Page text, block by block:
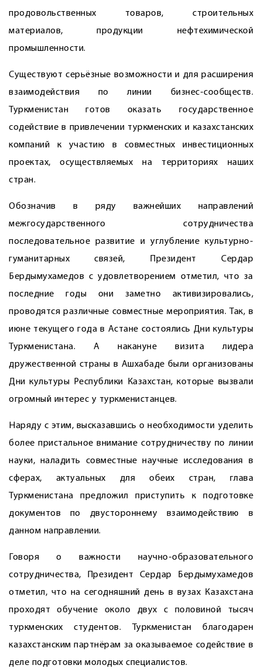
продовольственных товаров, строительных
материалов, продукции нефтехимической
промышленности.
Существуют серьёзные возможности и для расширения
взаимодействия по линии бизнес-сообществ.
Туркменистан готов оказать государственное
содействие в привлечении туркменских и казахстанских
компаний к участию в совместных инвестиционных
проектах, осуществляемых на территориях наших
стран.
Обозначив в ряду важнейших направлений
межгосударственного сотрудничества
последовательное развитие и углубление культурно-
гуманитарных связей, Президент Сердар
Бердымухамедов с удовлетворением отметил, что за
последние годы они заметно активизировались,
проводятся различные совместные мероприятия. Так, в
июне текущего года в Астане состоялись Дни культуры
Туркменистана. А накануне визита лидера
дружественной страны в Ашхабаде были организованы
Дни культуры Республики Казахстан, которые вызвали
огромный интерес у туркменистанцев.
Наряду с этим, высказавшись о необходимости уделить
более пристальное внимание сотрудничеству по линии
науки, наладить совместные научные исследования в
сферах, актуальных для обеих стран, глава
Туркменистана предложил приступить к подготовке
документов по двустороннему взаимодействию в
данном направлении.
Говоря о важности научно-образовательного
сотрудничества, Президент Сердар Бердымухамедов
отметил, что на сегодняшний день в вузах Казахстана
проходят обучение около двух с половиной тысяч
туркменских студентов. Туркменистан благодарен
казахстанским партнёрам за оказываемое содействие в
деле подготовки молодых специалистов.